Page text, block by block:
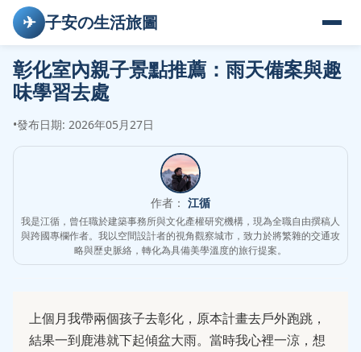
✈ 子安の生活旅圖
彰化室內親子景點推薦：雨天備案與趣
味學習去處
•發布日期: 2026年05月27日
作者： 江循
我是江循，曾任職於建築事務所與文化產權研究機構，現為全職自由撰稿人
與跨國專欄作者。我以空間設計者的視角觀察城市，致力於將繁雜的交通攻
略與歷史脈絡，轉化為具備美學溫度的旅行提案。
上個月我帶兩個孩子去彰化，原本計畫去戶外跑跳，
結果一到鹿港就下起傾盆大雨。當時我心裡一涼，想